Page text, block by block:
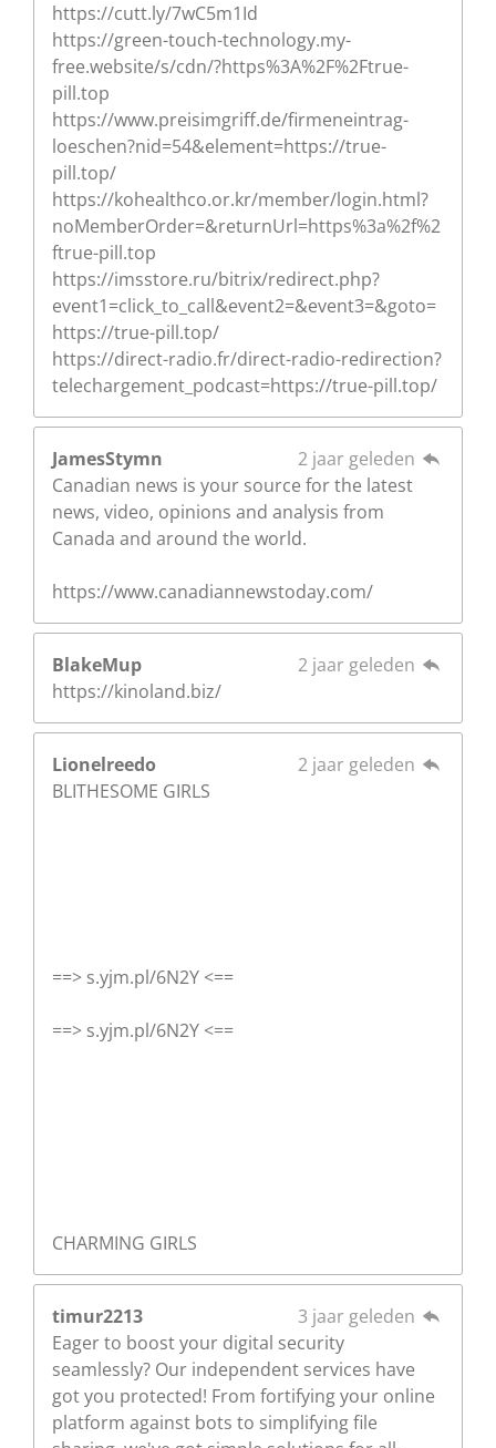
https://cutt.ly/7wC5m1Id
https://green-touch-technology.my-
free.website/s/cdn/?https%3A%2F%2Ftrue-
pill.top
https://www.preisimgriff.de/firmeneintrag-
loeschen?nid=54&element=https://true-
pill.top/
https://kohealthco.or.kr/member/login.html?
noMemberOrder=&returnUrl=https%3a%2f%2
ftrue-pill.top
https://imsstore.ru/bitrix/redirect.php?
event1=click_to_call&event2=&event3=&goto=
https://true-pill.top/
https://direct-radio.fr/direct-radio-redirection?
telechargement_podcast=https://true-pill.top/
JamesStymn
2 jaar geleden
Canadian news is your source for the latest
news, video, opinions and analysis from
Canada and around the world.
https://www.canadiannewstoday.com/
BlakeMup
2 jaar geleden
https://kinoland.biz/
Lionelreedo
2 jaar geleden
BLITHESOME GIRLS
==> s.yjm.pl/6N2Y <==
==> s.yjm.pl/6N2Y <==
CHARMING GIRLS
timur2213
3 jaar geleden
Eager to boost your digital security
seamlessly? Our independent services have
got you protected! From fortifying your online
platform against bots to simplifying file